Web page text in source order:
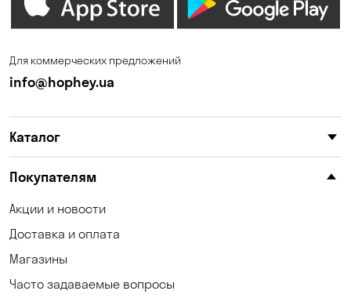
Для коммерческих предложений
info@hophey.ua
Каталог
Покупателям
Акции и новости
Доставка и оплата
Магазины
Часто задаваемые вопросы